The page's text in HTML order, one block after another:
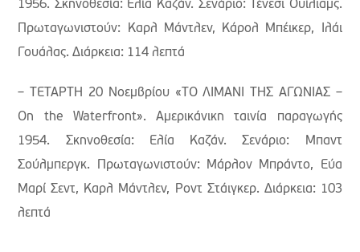
1956. Σκηνοθεσία: Ελία Καζάν. Σενάριο: Τένεσι Ουίλιαμς.
Πρωταγωνιστούν: Καρλ Μάντλεν, Κάρολ Μπέικερ, Ιλάι
Γουάλας. Διάρκεια: 114 λεπτά
– ΤΕΤΑΡΤΗ 20 Νοεμβρίου «ΤΟ ΛΙΜΑΝΙ ΤΗΣ ΑΓΩΝΙΑΣ –
On the Waterfront». Αμερικάνικη ταινία παραγωγής
1954. Σκηνοθεσία: Ελία Καζάν. Σενάριο: Μπαντ
Σούλμπεργκ. Πρωταγωνιστούν: Μάρλον Μπράντο, Εύα
Μαρί Σεντ, Καρλ Μάντλεν, Ροντ Στάιγκερ. Διάρκεια: 103
λεπτά